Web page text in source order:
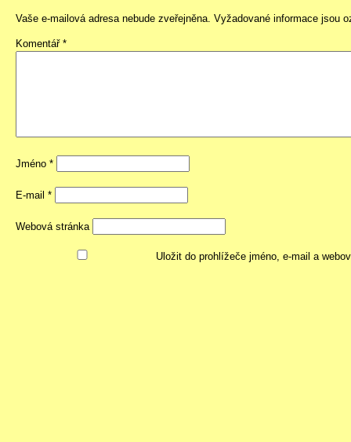
Vaše e-mailová adresa nebude zveřejněna. Vyžadované informace jsou
Komentář *
Jméno *
E-mail *
Webová stránka
Uložit do prohlížeče jméno, e-mail a